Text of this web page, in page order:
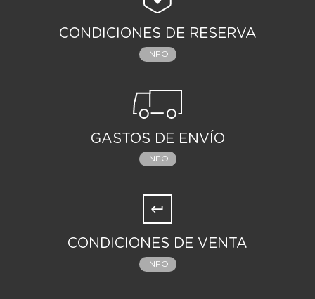
CONDICIONES DE RESERVA
INFO
GASTOS DE ENVÍO
INFO
CONDICIONES DE VENTA
INFO